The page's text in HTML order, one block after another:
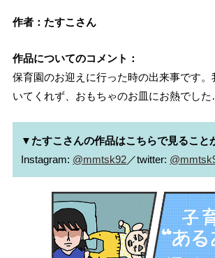
作者：たすこさん
作品についてのコメント：
保育園のお迎えに行った時の出来事です
いてくれず、おもちゃのお皿にお熱でし
▼たすこさんの作品はこちらで見ること
Instagram: @mmtsk92／twitter: